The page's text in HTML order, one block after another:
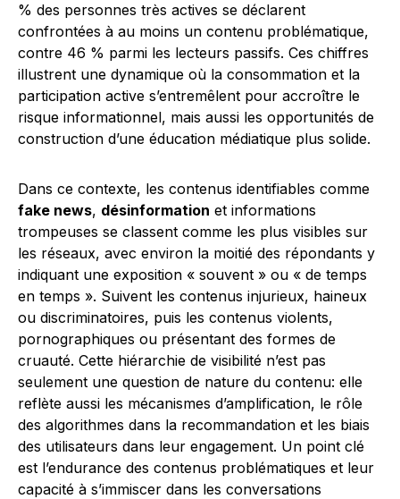
% des personnes très actives se déclarent
confrontées à au moins un contenu problématique,
contre 46 % parmi les lecteurs passifs. Ces chiffres
illustrent une dynamique où la consommation et la
participation active s’entremêlent pour accroître le
risque informationnel, mais aussi les opportunités de
construction d’une éducation médiatique plus solide.
Dans ce contexte, les contenus identifiables comme
fake news, désinformation et informations
trompeuses se classent comme les plus visibles sur
les réseaux, avec environ la moitié des répondants y
indiquant une exposition « souvent » ou « de temps
en temps ». Suivent les contenus injurieux, haineux
ou discriminatoires, puis les contenus violents,
pornographiques ou présentant des formes de
cruauté. Cette hiérarchie de visibilité n’est pas
seulement une question de nature du contenu: elle
reflète aussi les mécanismes d’amplification, le rôle
des algorithmes dans la recommandation et les biais
des utilisateurs dans leur engagement. Un point clé
est l’endurance des contenus problématiques et leur
capacité à s’immiscer dans les conversations